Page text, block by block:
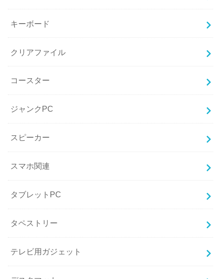
キーボード
クリアファイル
コースター
ジャンクPC
スピーカー
スマホ関連
タブレットPC
タペストリー
テレビ用ガジェット